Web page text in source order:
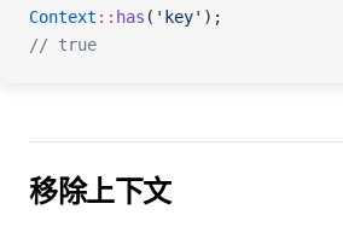
Context :: has ( 'key' );
// true
移除上下文